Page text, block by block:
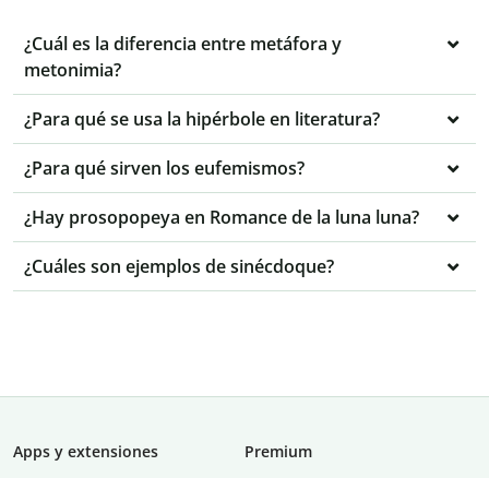
¿Cuál es la diferencia entre metáfora y
metonimia?
¿Para qué se usa la hipérbole en literatura?
¿Para qué sirven los eufemismos?
¿Hay prosopopeya en Romance de la luna luna?
¿Cuáles son ejemplos de sinécdoque?
Apps y extensiones
Premium